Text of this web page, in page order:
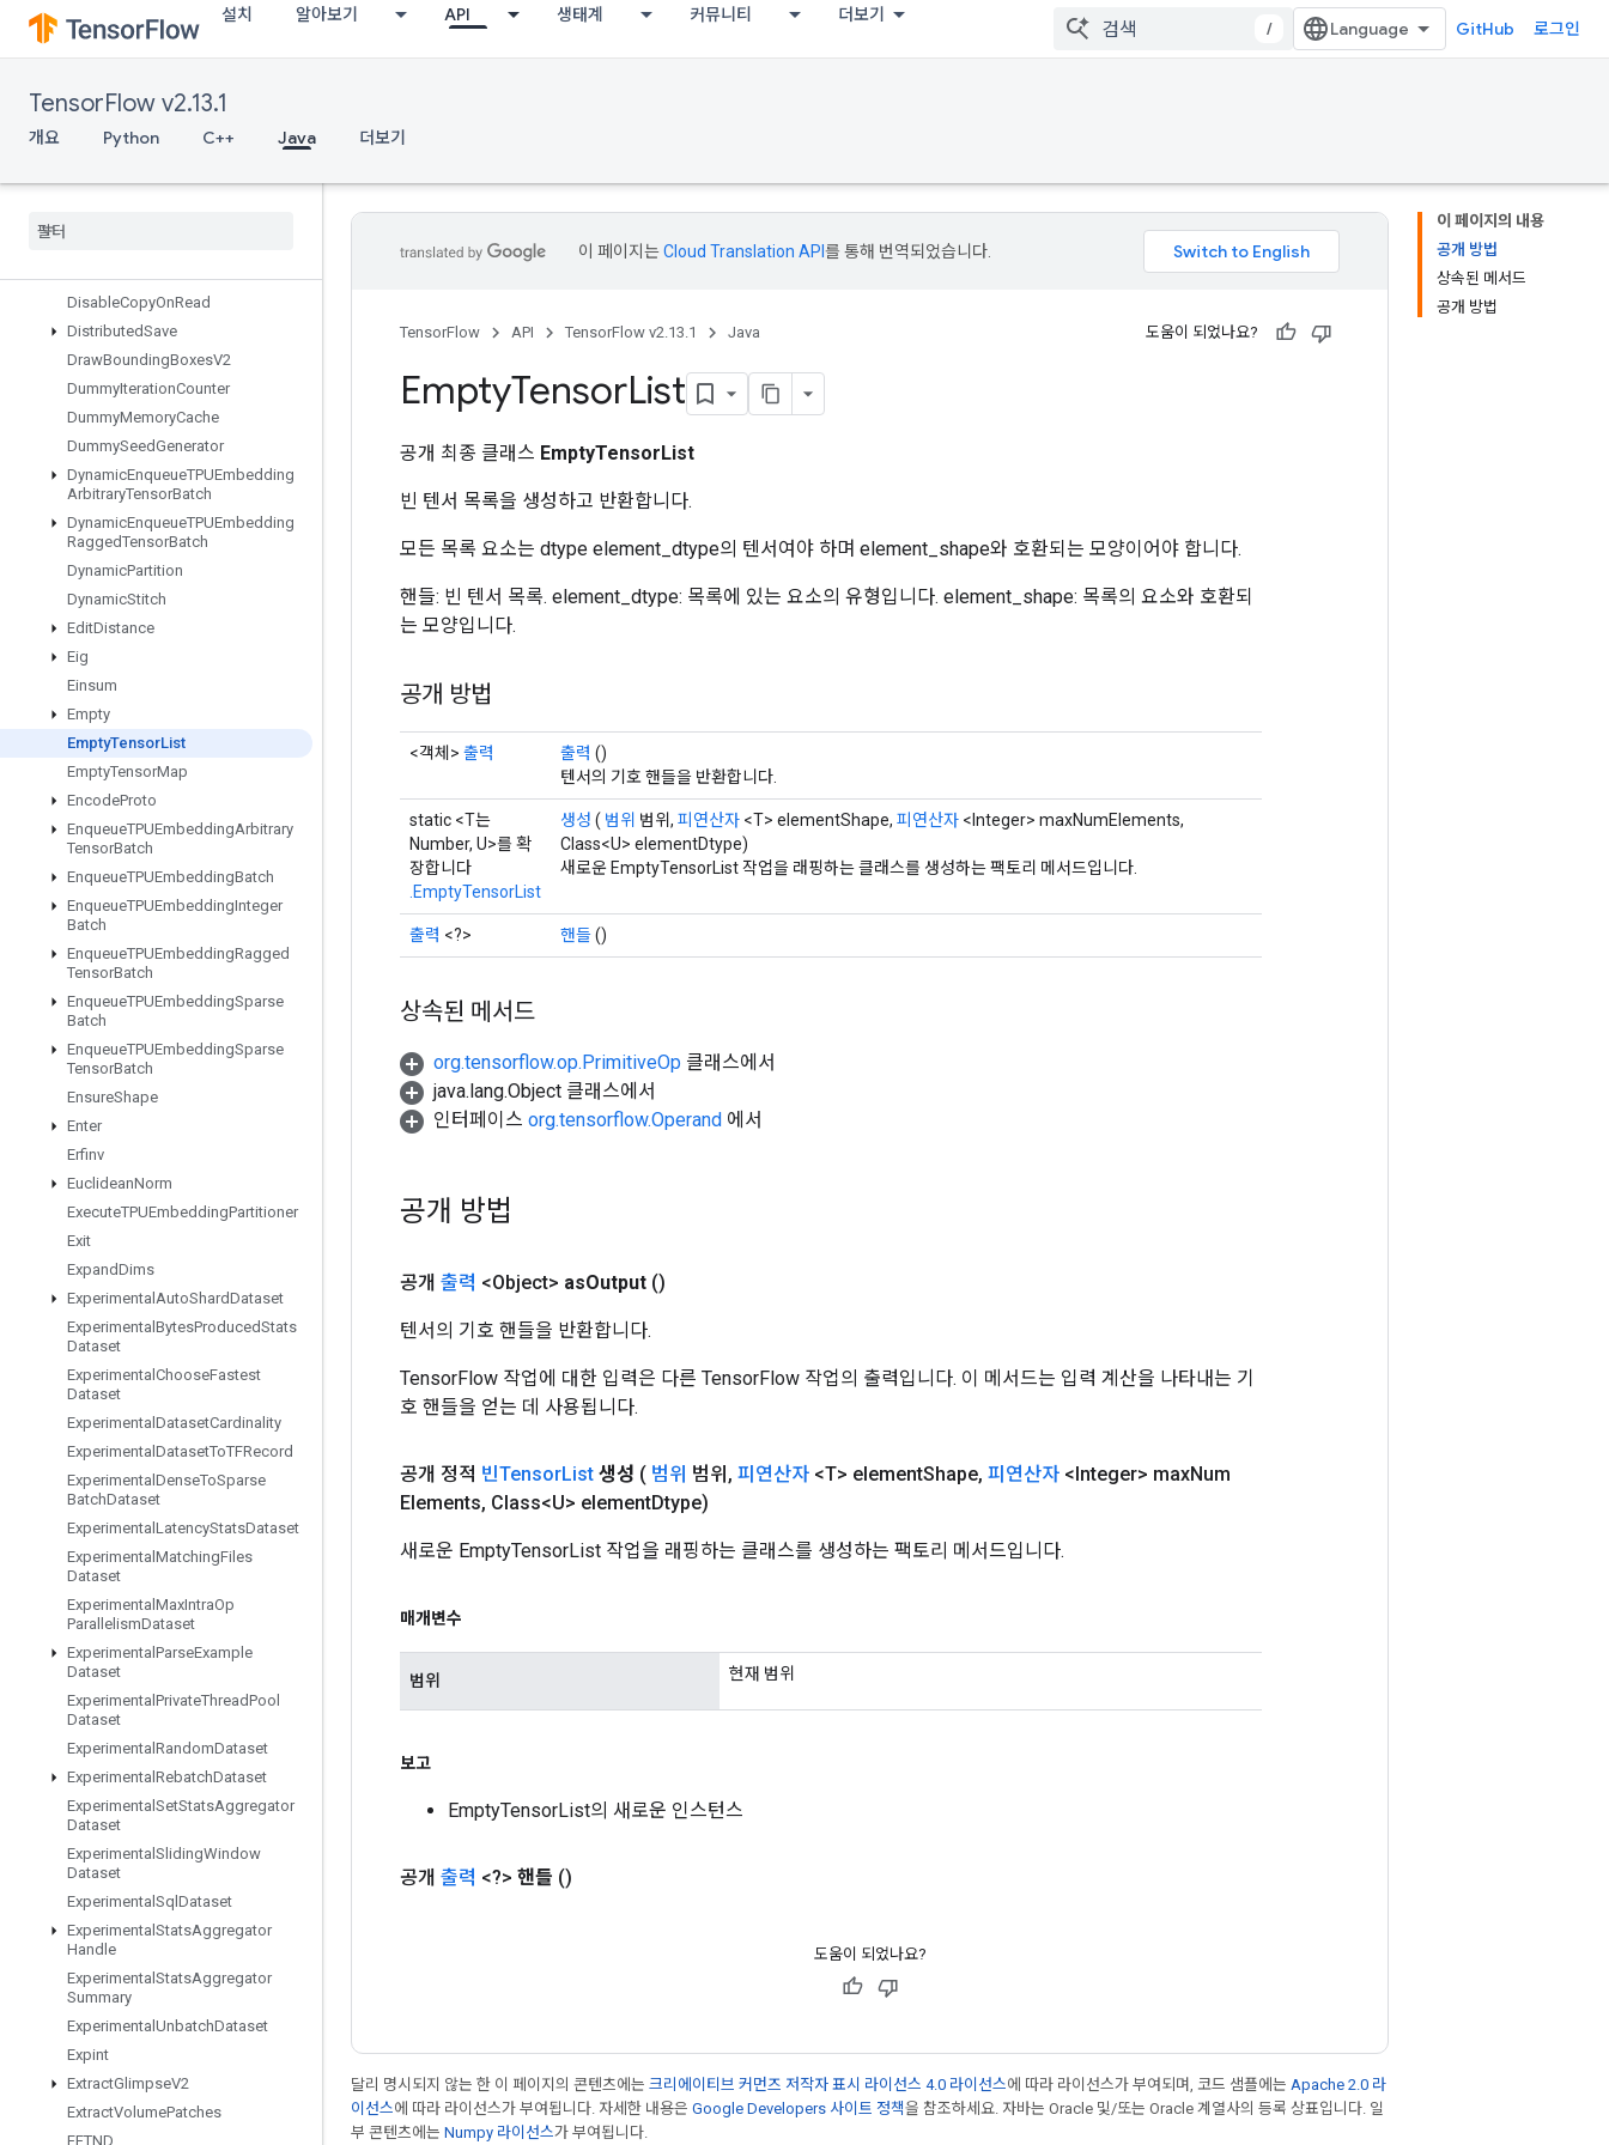
설치 알아보기 API 생태계 커뮤니티 더보기
/ GitHub 로그인
TensorFlow v2.13.1
개요 Python C++ Java 더보기
DeleteRandomSeedGenerator
DeleteSeedGenerator
DenseBincount
DenseCountSparseOutput
DestroyResourceOp
DisableCopyOnRead
DistributedSave
DrawBoundingBoxesV2
DummyIterationCounter
DummyMemoryCache
DummySeedGenerator
DynamicEnqueueTPUEmbedding
ArbitraryTensorBatch
DynamicEnqueueTPUEmbedding
RaggedTensorBatch
DynamicPartition
DynamicStitch
EditDistance
Eig
Einsum
Empty
EmptyTensorList
EmptyTensorMap
EncodeProto
EnqueueTPUEmbeddingArbitrary
TensorBatch
EnqueueTPUEmbeddingBatch
EnqueueTPUEmbeddingInteger
Batch
EnqueueTPUEmbeddingRagged
TensorBatch
EnqueueTPUEmbeddingSparse
Batch
EnqueueTPUEmbeddingSparse
TensorBatch
EnsureShape
Enter
Erfinv
EuclideanNorm
ExecuteTPUEmbeddingPartitioner
Exit
ExpandDims
Experimental AutoShardDataset
Experimental BytesProducedStats
Dataset
Experimental ChooseFastest
Dataset
Experimental DatasetCardinality
Experimental DatasetToTFRecord
Experimental DenseToSparse
BatchDataset
Experimental LatencyStatsDataset
Experimental MatchingFiles
Dataset
Experimental MaxIntraOp
ParallelismDataset
Experimental ParseExample
Dataset
Experimental PrivateThreadPool
Dataset
Experimental RandomDataset
Experimental RebatchDataset
Experimental SetStatsAggregator
Dataset
Experimental SlidingWindow
Dataset
Experimental Sql Dataset
Experimental StatsAggregator
Handle
Experimental StatsAggregator
Summary
Experimental UnbatchDataset
Expint
ExtractGlimpseV2
ExtractVolumePatches
FFTND
이 페이지의 내용
공개 방법
상속된 메서드
공개 방법
이 페이지는Cloud Translation API 를 통해 번역되었습니다.
TensorFlow API TensorFlow v2.13.1 Java 도움이 되었나요?
EmptyTensorList
공개 최종 클래스 EmptyTensorList
빈 텐서 목록을 생성하고 반환합니다.
모든 목록 요소는 dtype element_dtype의 텐서여야 하며 element_shape와 호환되는 모양이어야 합니다.
핸들: 빈 텐서 목록. element_dtype: 목록에 있는 요소의 유형입니다. element_shape: 목록의 요소와 호환되
는 모양입니다.
공개 방법
<객체> 출력 출력 ()
텐서의 기호 핸들을 반환합니다.
static <T는
Number, U>를 확
장합니다
.EmptyTensorList
생성 ( 범위 범위, 피연산자 <T> elementShape, 피연산자 <Integer> maxNumElements,
Class<U> elementDtype)
새로운 EmptyTensorList 작업을 래핑하는 클래스를 생성하는 팩토리 메서드입니다.
출력 <?> 핸들()
상속된 메서드
org.tensorflow.op.PrimitiveOp 클래스에서
java.lang.Object 클래스에서
인터페이스 org.tensorflow.Operand 에서
공개 방법
공개 출력 <Object> asOutput ()
텐서의 기호 핸들을 반환합니다.
TensorFlow 작업에 대한 입력은 다른 TensorFlow 작업의 출력입니다. 이 메서드는 입력 계산을 나타내는 기
호 핸들을 얻는 데 사용됩니다.
공개 정적 빈TensorList 생성 ( 범위 범위 , 피연산자 <T> elementShape, 피연산자 <Integer> maxNum
Elements, Class<U> elementDtype)
새로운 EmptyTensorList 작업을 래핑하는 클래스를 생성하는 팩토리 메서드입니다.
매개변수
범위 현재 범위
보고
EmptyTensorList의 새로운 인스턴스
공개 출력 <?> 핸들 ()
도움이 되었나요?
달리 명시되지 않는 한 이 페이지의 콘텐츠에는 크리에이티브 커먼즈 저작자 표시 라이선스 4.0 라이선스에 따라 라이선스가 부여되며, 코드 샘플에는 Apache 2.0 라
이선스에 따라 라이선스가 부여됩니다. 자세한 내용은 Google Developers 사이트 정책을 참조하세요. 자바는 Oracle 및/또는 Oracle 계열사의 등록 상표입니다. 일
부 콘텐츠에는 Numpy 라이선스가 부여됩니다.